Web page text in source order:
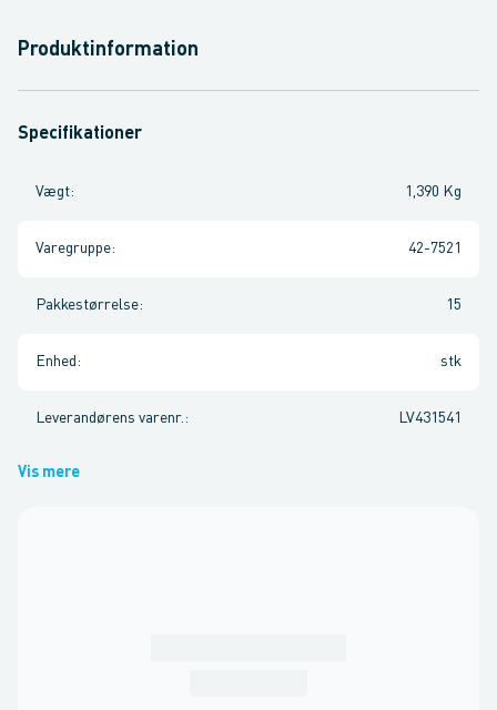
Produktinformation
Specifikationer
Vægt: 1,390 Kg
Varegruppe: 42-7521
Pakkestørrelse: 15
Enhed : stk
Leverandørens varenr. : LV431541
Vis mere